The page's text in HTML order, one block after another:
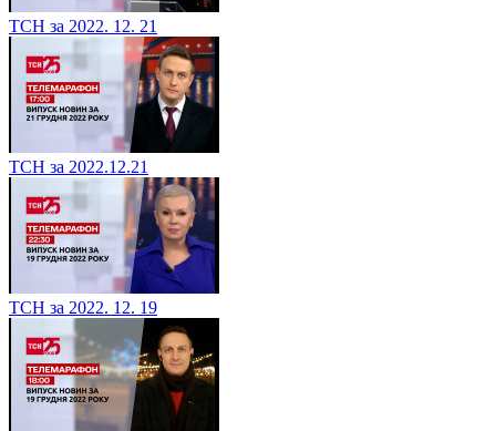
ТСН за 2022. 12. 21
ТСН за 2022.12.21
ТСН за 2022. 12. 19